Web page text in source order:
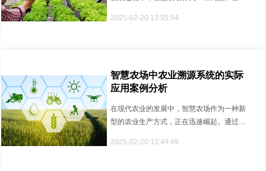
2025-02-20 13:55:54
智慧农场中农业溯源系统的实际
应用案例分析
在现代农业的发展中，智慧农场作为一种新
型的农业生产方式，正在迅速崛起。通过信
2025-02-20 13:49:49